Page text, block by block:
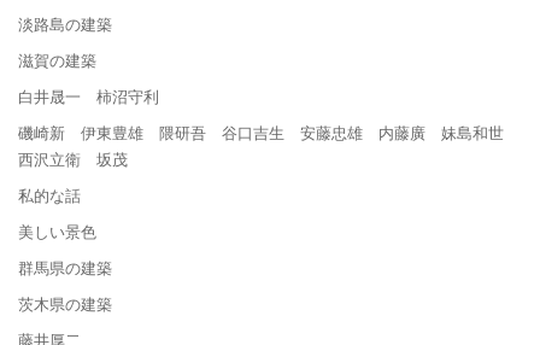
淡路島の建築
滋賀の建築
白井晟一 柿沼守利
磯崎新 伊東豊雄 隈研吾 谷口吉生 安藤忠雄 内藤廣 妹島和世
西沢立衛 坂茂
私的な話
美しい景色
群馬県の建築
茨木県の建築
藤井厚二